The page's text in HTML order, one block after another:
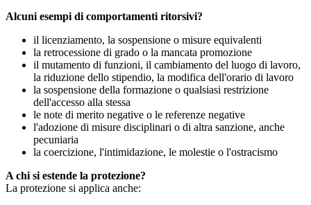
Alcuni esempi di comportamenti ritorsivi?
il licenziamento, la sospensione o misure equivalenti
la retrocessione di grado o la mancata promozione
il mutamento di funzioni, il cambiamento del luogo di lavoro,
la riduzione dello stipendio, la modifica dell'orario di lavoro
la sospensione della formazione o qualsiasi restrizione
dell'accesso alla stessa
le note di merito negative o le referenze negative
l'adozione di misure disciplinari o di altra sanzione, anche
pecuniaria
la coercizione, l'intimidazione, le molestie o l'ostracismo
A chi si estende la protezione?
La protezione si applica anche: